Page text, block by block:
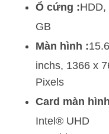
Ổ cứng :HDD,
GB
Màn hình :15.6
inchs, 1366 x
Pixels
Card màn
Intel® UHD